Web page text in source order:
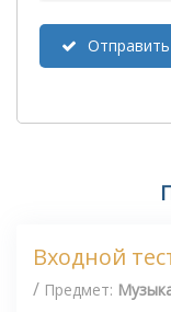
Отправить
Входной
/ Предмет: